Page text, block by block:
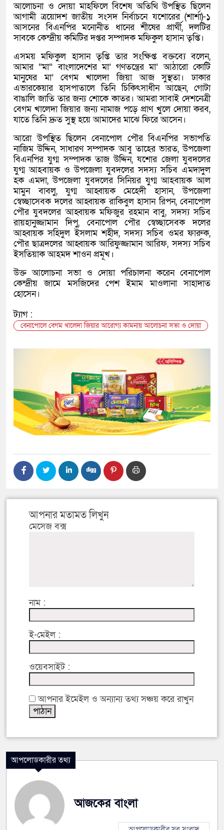
আলোচনা ও দোয়া মাহফিলে বিশেষ অতিথি উপস্থিত ছিলেন
আগামী ত্রয়োদশ জাতীয় সংসদ নির্বাচনে যশোরের (শার্শা)-১
আসনের বিএনপির মনোনীত ধানের শীষের প্রার্থী, দলটির
সাবকে কেন্দ্রীয় কমিটির দপ্তর সম্পাদক মফিকুল হাসান তৃপ্তি।
এসময় মফিকুল হাসান তৃপ্তি তার সংক্ষিপ্ত বক্তব্যে বলেন,
আমার “মা” বাংলাদেশের মা’ গণতন্ত্রের মা’ আঠারো কোটি
মানুষের মা’ বেগম খালেদা জিয়া আজ সুস্থতা। ঢাকার
এভারকেয়ার হাসপাতালে তিনি চিকিৎসাধীন আছেন, গোটা
বাঙালি জাতি তার জন্য শোকে কাতর। আমরা সাবাই দেশনেত্রী
বেগম খালেদা জিয়ার জন্য নামাজ পড়ে প্রাণ খুলে দোয়া করব,
যাতে তিনি দ্রুত সুস্থ হয়ে আমাদের মাঝে ফিরে আসেন।
আরো উপস্থিত ছিলেন বেনাপোল পৌর বিএনপির সভাপতি
নাজিম উদ্দিন, সাধারণ সম্পাদক আবু তাহের ভারত, উপজেলা
বিএনপির যুগ্ম সম্পাদক তাজ উদ্দিন, যশোর জেলা যুবদলের
যুগ্ম আহবায়ক ও উপজেলা যুবদলের সদস্য সচিব এমদাদুল
হক এমদা, উপজেলা যুবদলের সিনিয়র যুগ্ম আহবায়ক আল
মামুন বাবলু, যুগ্ম আহ্বায়ক মেহেদী হাসান, উপজেলা
স্বেচ্ছাসেবক দলের আহ্বায়ক রাকিবুল হাসান রিপন, বেনাপোল
পৌর যুবদলের আহ্বায়ক মফিজুর রহমান বাবু, সদস্য সচিব
রায়হানুজ্জামান দিপু, বেনাপোল পৌর স্বেচ্ছাসেবক দলের
আহ্বায়ক সহিদুল ইসলাম শহীদ, সদস্য সচিব ওমর ফারুক,
পৌর ছাত্রদলের আহ্বায়ক আরিফুজ্জামান আরিফ, সদস্য সচিব
ইসতিয়াক আহমদ শাওন প্রমূখ।
উক্ত আলোচনা সভা ও দোয়া পরিচালনা করেন বেনাপোল
কেন্দ্রীয় জামে মসজিদের পেশ ইমাম মাওলানা সাহাদাত
হোসেন।
ট্যাগ :
বেনাপোলে বেগম খালেদা জিয়ার আরোগ্য কামনায় আলোচনা সভা ও দোয়া
আপনার মতামত লিখুন
মেসেজ বক্স
নাম :
ই-মেইল :
ওয়েবসাইট :
আপনার ইমেইল ও অন্যান্য তথ্য সঞ্চয় করে রাখুন
আপলোডকারীর তথ্য
আজকের বাংলা